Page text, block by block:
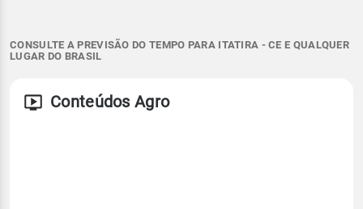
CONSULTE A PREVISÃO DO TEMPO PARA ITATIRA - CE E QUALQUER
LUGAR DO BRASIL
Conteúdos Agro